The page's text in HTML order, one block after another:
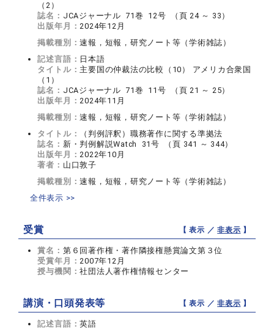
（2）
誌名： JCAジャーナル 71巻 12号 （頁 24 ～ 33）
出版年月：2024年12月
掲載種別：速報，短報，研究ノート等（学術雑誌）
記述言語： 日本語
タイトル： 主要国の仲裁法の比較（10） アメリカ合衆国
（1）
誌名： JCAジャーナル 71巻 11号 （頁 21 ～ 25）
出版年月：2024年11月
掲載種別：速報，短報，研究ノート等（学術雑誌）
タイトル：
（判例評釈）職務著作に関する準拠法
誌名： 新・判例解説Watch 31号 （頁 341 ～ 344）
出版年月：2022年10月
著者： 山口敦子
掲載種別：速報，短報，研究ノート等（学術雑誌）
全件表示 >>
受賞 【 表示 ／非表示 】
賞名： 第６回著作権・著作隣接権懸賞論文第３位
受賞年月：2007年12月
授与機関：社団法人著作権情報センター
講演・口頭発表等 【 表示 ／非表示 】
記述言語：英語